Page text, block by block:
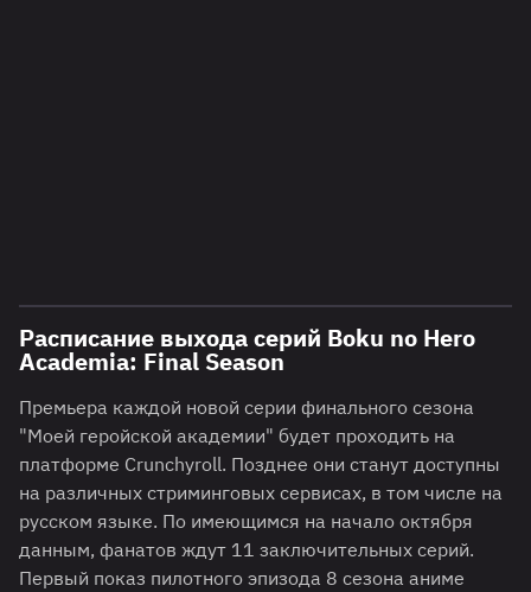
Расписание выхода серий Boku no Hero
Academia: Final Season
Премьера каждой новой серии финального сезона
"Моей геройской академии" будет проходить на
платформе Crunchyroll. Позднее они станут доступны
на различных стриминговых сервисах, в том числе на
русском языке. По имеющимся на начало октября
данным, фанатов ждут 11 заключительных серий.
Первый показ пилотного эпизода 8 сезона аниме